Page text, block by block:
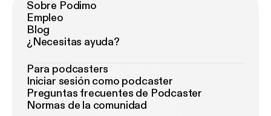
Sobre Podimo
Empleo
Blog
¿Necesitas ayuda?
Para podcasters
Iniciar sesión como podcaster
Preguntas frecuentes de Podcaster
Normas de la comunidad